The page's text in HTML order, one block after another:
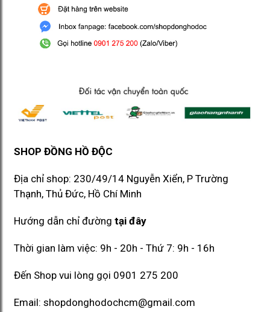
SHOP ĐỒNG HỒ ĐỘC
Địa chỉ shop: 230/49/14 Nguyễn Xiển, P Trường
Thạnh, Thủ Đức, Hồ Chí Minh​​
Hướng dẫn chỉ đường tại đây
Thời gian làm việc: 9h - 20h - Thứ 7: 9h - 16h
Đến Shop vui lòng gọi 0901 275 200
Email: shopdonghodochcm@gmail.com